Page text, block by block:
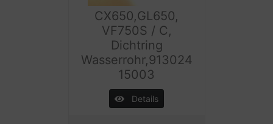
CX650,GL650,
VF750S / C,
Dichtring
Wasserrohr,913024
15003
Details